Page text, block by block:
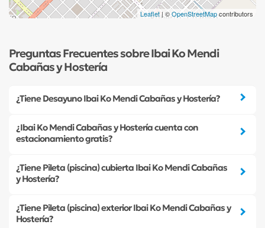
Leaflet| ©OpenStreetMapcontributors
Preguntas Frecuentes sobre Ibai Ko Mendi
Cabañas y Hostería
¿Tiene Desayuno Ibai Ko Mendi Cabañas y Hostería?
¿Ibai Ko Mendi Cabañas y Hostería cuenta con
estacionamiento gratis?
¿Tiene Pileta (piscina) cubierta Ibai Ko Mendi Cabañas
y Hostería?
¿Tiene Pileta (piscina) exterior Ibai Ko Mendi Cabañas y
Hostería?